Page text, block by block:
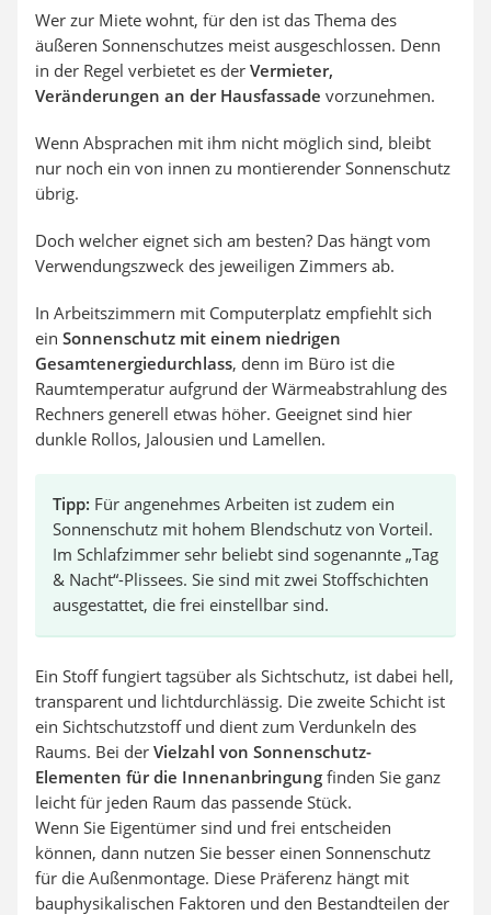
Wer zur Miete wohnt, für den ist das Thema des
äußeren Sonnenschutzes meist ausgeschlossen. Denn
in der Regel verbietet es der Vermieter,
Veränderungen an der Hausfassade vorzunehmen.
Wenn Absprachen mit ihm nicht möglich sind, bleibt
nur noch ein von innen zu montierender Sonnenschutz
übrig.
Doch welcher eignet sich am besten? Das hängt vom
Verwendungszweck des jeweiligen Zimmers ab.
In Arbeitszimmern mit Computerplatz empfiehlt sich
ein Sonnenschutz mit einem niedrigen
Gesamtenergiedurchlass, denn im Büro ist die
Raumtemperatur aufgrund der Wärmeabstrahlung des
Rechners generell etwas höher. Geeignet sind hier
dunkle Rollos, Jalousien und Lamellen.
Tipp: Für angenehmes Arbeiten ist zudem ein
Sonnenschutz mit hohem Blendschutz von Vorteil.
Im Schlafzimmer sehr beliebt sind sogenannte „Tag
& Nacht“-Plissees. Sie sind mit zwei Stoffschichten
ausgestattet, die frei einstellbar sind.
Ein Stoff fungiert tagsüber als Sichtschutz, ist dabei hell,
transparent und lichtdurchlässig. Die zweite Schicht ist
ein Sichtschutzstoff und dient zum Verdunkeln des
Raums. Bei der Vielzahl von Sonnenschutz-
Elementen für die Innenanbringung finden Sie ganz
leicht für jeden Raum das passende Stück.
Wenn Sie Eigentümer sind und frei entscheiden
können, dann nutzen Sie besser einen Sonnenschutz
für die Außenmontage. Diese Präferenz hängt mit
bauphysikalischen Faktoren und den Bestandteilen der